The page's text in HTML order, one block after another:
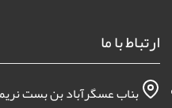
طرح توجیهی
خرید لینک